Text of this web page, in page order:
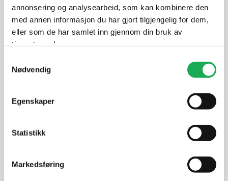
annonsering og analysearbeid, som kan kombinere den
med annen informasjon du har gjort tilgjengelig for dem,
eller som de har samlet inn gjennom din bruk av
tjenestene deres.
Nødvendig
Egenskaper
Statistikk
Markedsføring
Dokumentasjon
SCANDTAP SCANDTAP